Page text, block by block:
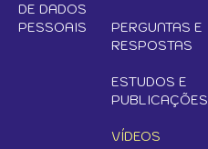
DE DADOS
PESSOAIS
PERGUNTAS E
RESPOSTAS
ESTUDOS E
PUBLICAÇÕES
VÍDEOS